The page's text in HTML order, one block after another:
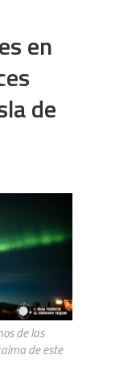
en
de
de las
de este